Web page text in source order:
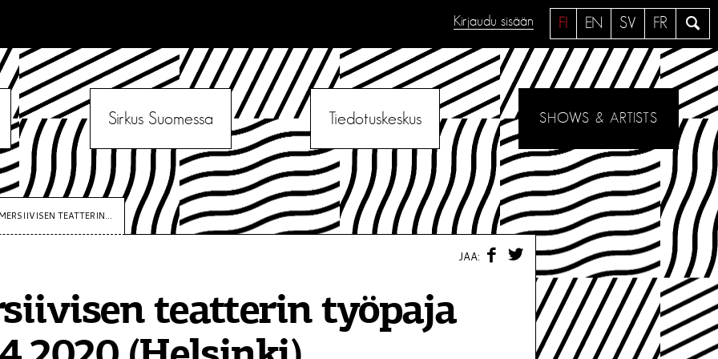
a
e
FI EN SV FR
Kirjaudu sisään
Sirkus Suomessa Tiedotuskeskus SHOWS & ARTISTS
TEATTERIN...
teatterin työpaja
JAA:
F
W